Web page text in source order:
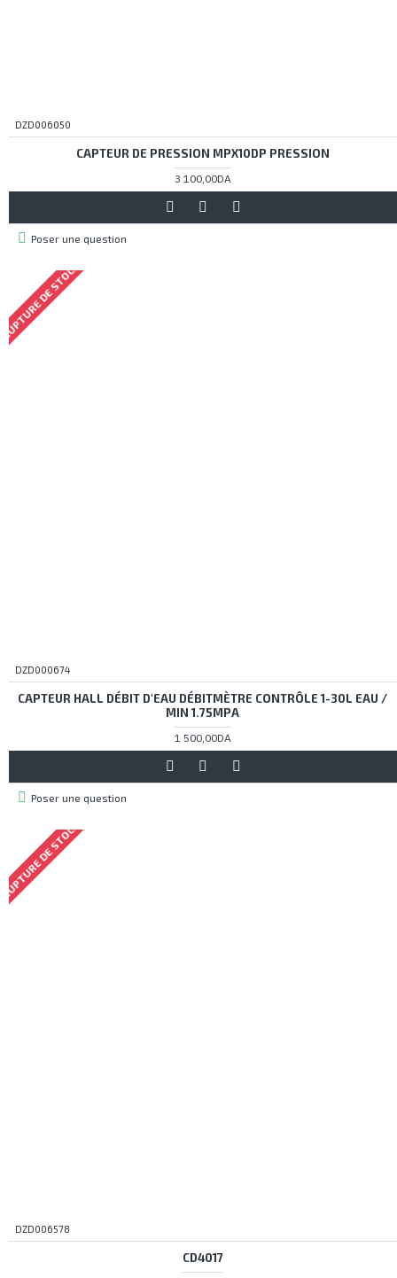
DZD006050
CAPTEUR DE PRESSION MPX10DP PRESSION
3 100,00DA
Poser une question
DE STOCK
DZD000674
CAPTEUR HALL DÉBIT D'EAU DÉBITMÈTRE CONTRÔLE 1-30L EAU /
MIN 1.75MPA
1 500,00DA
Poser une question
DE STOCK
DZD006578
CD4017